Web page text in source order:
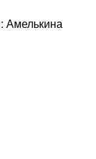
Амелькина